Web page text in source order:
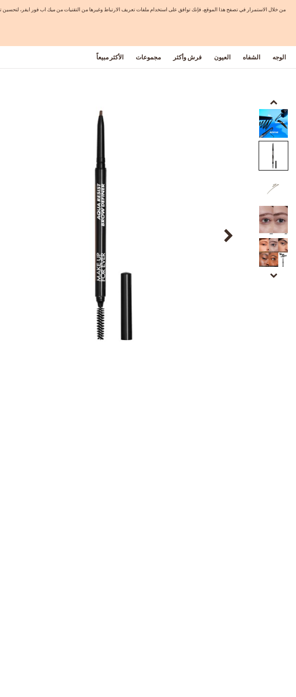
من خلال الاستمرار في تصفح هذا الموقع، فإنك توافق على استخدام ملفات تعريف الارتباط وغيرها من التقنيات من ميك اب فور ايفر،
الوجه الشفاه العيون فرش وأكثر مجموعات الأكثر مبيعاً